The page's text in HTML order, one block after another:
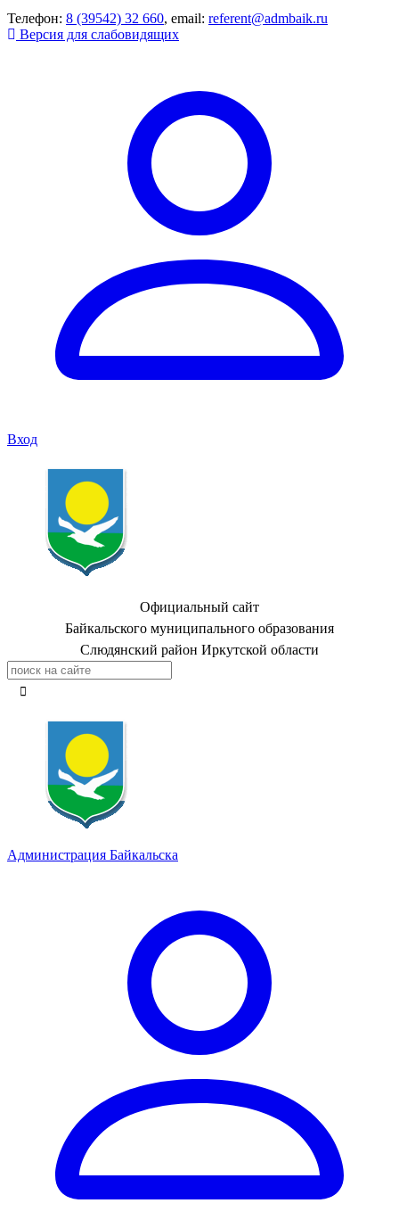
Телефон: 8 (39542) 32 660, email: referent@admbaik.ru
Версия для слабовидящих
Вход
Официальный сайт
Байкальского муниципального образования
Слюдянский район Иркутской области
Администрация Байкальска